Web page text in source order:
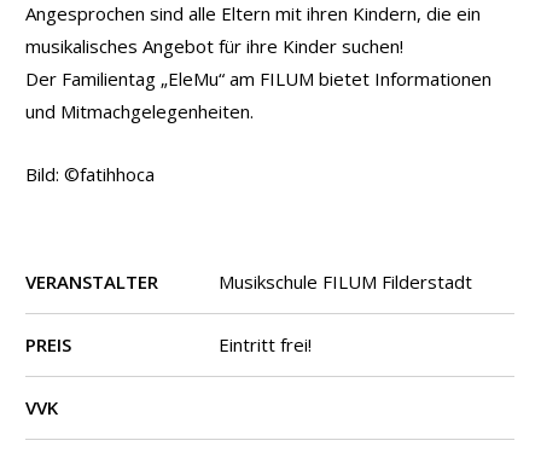
Angesprochen sind alle Eltern mit ihren Kindern, die ein
musikalisches Angebot für ihre Kinder suchen!
Der Familientag „EleMu“ am FILUM bietet Informationen
und Mitmachgelegenheiten.
Bild: ©fatihhoca
VERANSTALTER Musikschule FILUM Filderstadt
PREIS Eintritt frei!
VVK